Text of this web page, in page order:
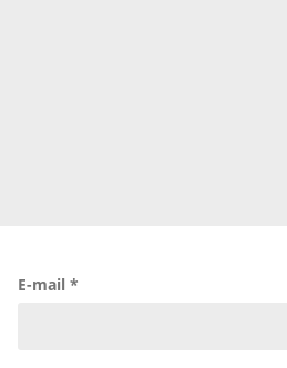
E-mail *